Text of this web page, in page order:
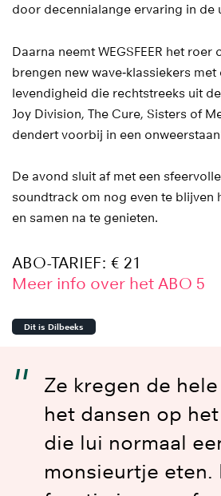
door decennialange ervaring in de
Daarna neemt WEGSFEER het roer
brengen new wave‑klassiekers met
levendigheid die rechtstreeks uit
Joy Division, The Cure, Sisters of
dendert voorbij in een
De avond sluit af met een
soundtrack om nog even te blijven
en samen na te genieten.
ABO-TARIEF: € 21
Meer info over het ABO 5
Dit is Dilbeeks
Ze kregen de hele
het dansen op
die lui normaal
monsieurtje eten.